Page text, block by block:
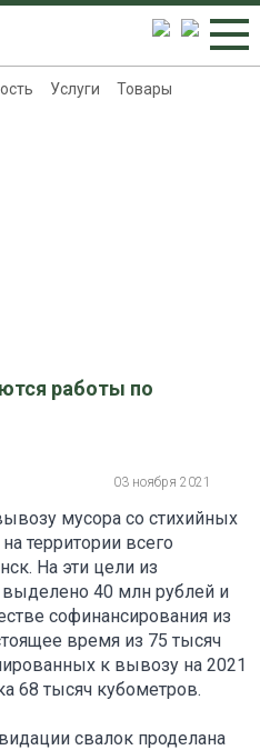
Услуги Товары
работы по
03 ноября 2021
мусора со стихийных
территории всего
На эти цели из
40 млн рублей и
софинансирования из
время из 75 тысяч
к вывозу на 2021
68 тысяч кубометров.
свалок проделана